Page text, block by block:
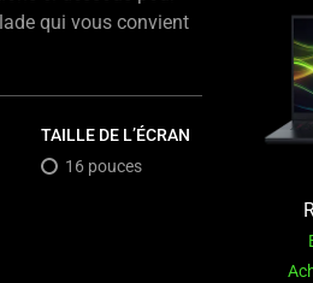
qui vous convient
TAILLE DE L’ÉCRAN
16 pouces